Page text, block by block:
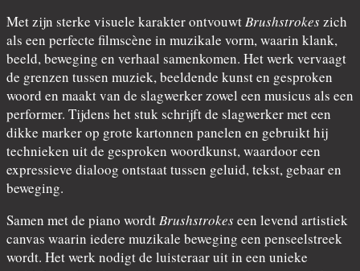
Met zijn sterke visuele karakter ontvouwtBrushstrokeszich
als een perfecte filmscène in muzikale vorm, waarin klank,
beeld, beweging en verhaal samenkomen. Het werk vervaagt
de grenzen tussen muziek, beeldende kunst en gesproken
woord en maakt van de slagwerker zowel een musicus als een
performer. Tijdens het stuk schrijft de slagwerker met een
dikke marker op grote kartonnen panelen en gebruikt hij
technieken uit de gesproken woordkunst, waardoor een
expressieve dialoog ontstaat tussen geluid, tekst, gebaar en
beweging.
Samen met de piano wordtBrushstrokeseen levend artistiek
canvas waarin iedere muzikale beweging een penseelstreek
wordt. Het werk nodigt de luisteraar uit in een unieke